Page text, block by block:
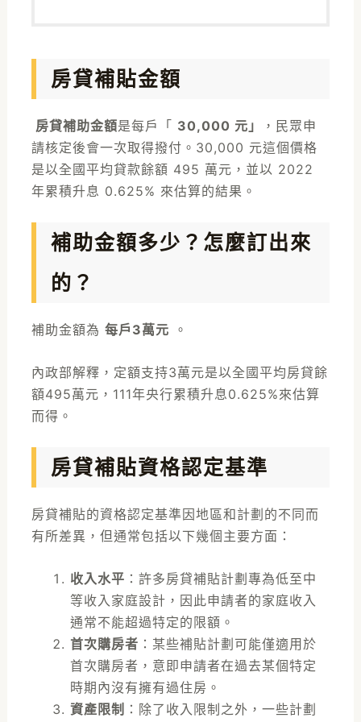
房貸補貼金額
房貸補助金額是每戶「 30,000 元」
，民眾申
請核定後會一次取得撥付。30,000 元這個價格
是以全國平均貸款餘額 495 萬元，並以 2022
年累積升息 0.625% 來估算的結果。
補助金額多少？怎麼訂出來
的？
補助金額為 每戶3萬元 。
內政部解釋，定額支持3萬元是以全國平均房貸餘
額495萬元，111年央行累積升息0.625%來估算
而得。
房貸補貼資格認定基準
房貸補貼的資格認定基準因地區和計劃的不同而
有所差異，但通常包括以下幾個主要方面：
收入水平 ：許多房貸補貼計劃專為低至中
等收入家庭設計，因此申請者的家庭收入
通常不能超過特定的限額。
首次購房者 ：某些補貼計劃可能僅適用於
首次購房者，意即申請者在過去某個特定
時期內沒有擁有過住房。
資產限制 ：除了收入限制之外，一些計劃